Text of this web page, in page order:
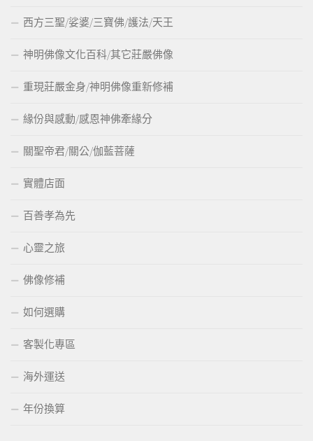
西方三聖/娑婆/三寶佛/護法/天王
神明佛像文化百科/其它莊嚴佛像
重現莊嚴金身/神明佛像重新修補
緣份與感動/感恩神佛牽緣分
關聖帝君/關公/伽藍菩薩
實體店面
百善孝為先
心靈之旅
佛像修補
如何選購
客製化專區
海外運送
年份換算